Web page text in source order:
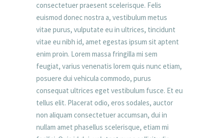
consectetuer praesent scelerisque. Felis
euismod donec nostra a, vestibulum metus
vitae purus, vulputate eu in ultrices, tincidunt
vitae eu nibh id, amet egestas ipsum sit aptent
enim proin. Lorem massa fringilla mi sem
feugiat, varius venenatis lorem quis nunc etiam,
posuere dui vehicula commodo, purus
consequat ultrices eget vestibulum fusce. Et eu
tellus elit. Placerat odio, eros sodales, auctor
non aliquam consectetuer accumsan, dui in
nullam amet phasellus scelerisque, etiam mi